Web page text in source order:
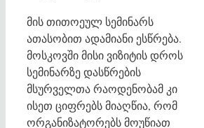
მის თითოეულ სემინარს
ათასობით ადამიანი ესწრება.
მოსკოვში მისი ვიზიტის დროს
სემინარზე დასწრების
მსურველთა რაოდენობამ კი
ისეთ ციფრებს მიაღწია, რომ
ორგანიზატორებს მოუწიათ